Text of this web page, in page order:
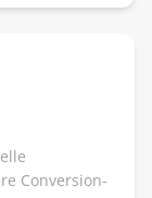
Conversion-